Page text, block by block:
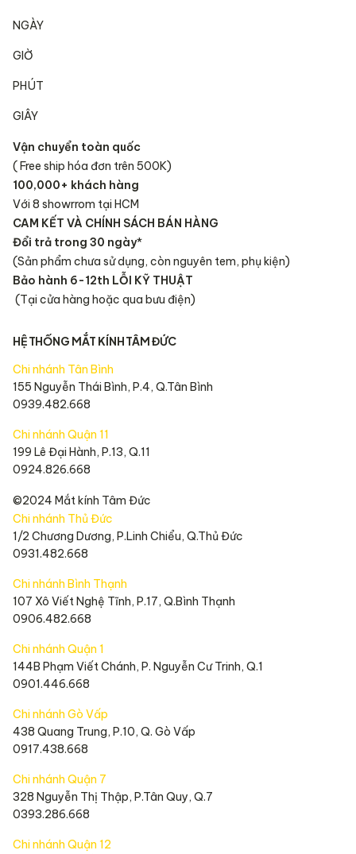
NGÀY
GIỜ
PHÚT
GIÂY
Vận chuyển toàn quốc
( Free ship hóa đơn trên 500K)
100,000+ khách hàng
Với 8 showrrom tại HCM
CAM KẾT VÀ CHÍNH SÁCH BÁN HÀNG
Đổi trả trong 30 ngày*
(Sản phẩm chưa sử dụng, còn nguyên tem, phụ kiện)
Bảo hành 6-12th LỖI KỸ THUẬT
(Tại cửa hàng hoặc qua bưu điện)
HỆ THỐNG MẮT KÍNH TÂM ĐỨC
Chi nhánh Tân Bình
155 Nguyễn Thái Bình, P.4, Q.Tân Bình
0939.482.668
Chi nhánh Quận 11
199 Lê Đại Hành, P.13, Q.11
0924.826.668
©2024 Mắt kính Tâm Đức
Chi nhánh Thủ Đức
1/2 Chương Dương, P.Linh Chiểu, Q.Thủ Đức
0931.482.668
Chi nhánh Bình Thạnh
107 Xô Viết Nghệ Tĩnh, P.17, Q.Bình Thạnh
0906.482.668
Chi nhánh Quận 1
144B Phạm Viết Chánh, P. Nguyễn Cư Trinh, Q.1
0901.446.668
Chi nhánh Gò Vấp
438 Quang Trung, P.10, Q. Gò Vấp
0917.438.668
Chi nhánh Quận 7
328 Nguyễn Thị Thập, P.Tân Quy, Q.7
0393.286.668
Chi nhánh Quận 12